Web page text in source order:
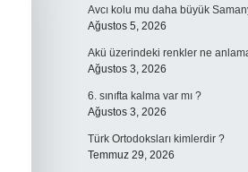
Avcı kolu mu daha büyük
Ağustos 5, 2026
Akü üzerindeki renkler ne
Ağustos 3, 2026
6. sınıfta kalma var mı ?
Ağustos 3, 2026
Türk Ortodoksları kimlerdir ?
Temmuz 29, 2026